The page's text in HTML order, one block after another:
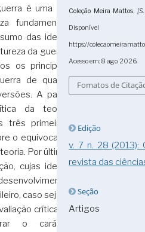
é uma só,
fundamental.
das ideias
da guerra.
os principais
de quarta
A partir
da teoria,
três primeiras
o equivocado
Por último
cujas ideias
caso sejam
crítica. O
o caráter
Coleção Meira Mattos
https://
Acesso em: 8 ago. 2026.
Fomatos de
Edição
v. 7 n. 28 (2013):
revista das
Seção
Artigos